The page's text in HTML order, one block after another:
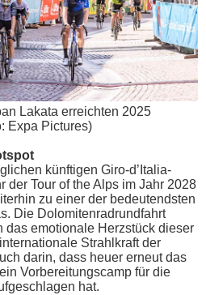
Lakata erreichten 2025
Expa Pictures)
künftigen Giro-d’Italia-
der Tour of the Alps im Jahr 2028
zu einer der bedeutendsten
Die Dolomitenradrundfahrt
das emotionale Herzstück dieser
Strahlkraft der
darin, dass heuer erneut das
Vorbereitungscamp für die
hat.